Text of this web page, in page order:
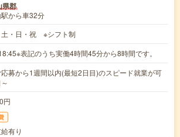
県郡
から車32分
土・日・祝 ※シフト制
表記のうち実働4時間45分から8時間です。
募から1週間以内(最短2日目)のスピード就業が可
円
有り